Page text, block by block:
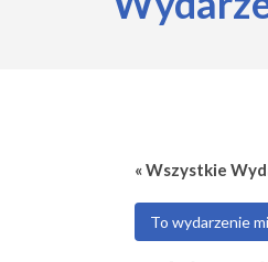
« Wszystkie
To wydarzenie